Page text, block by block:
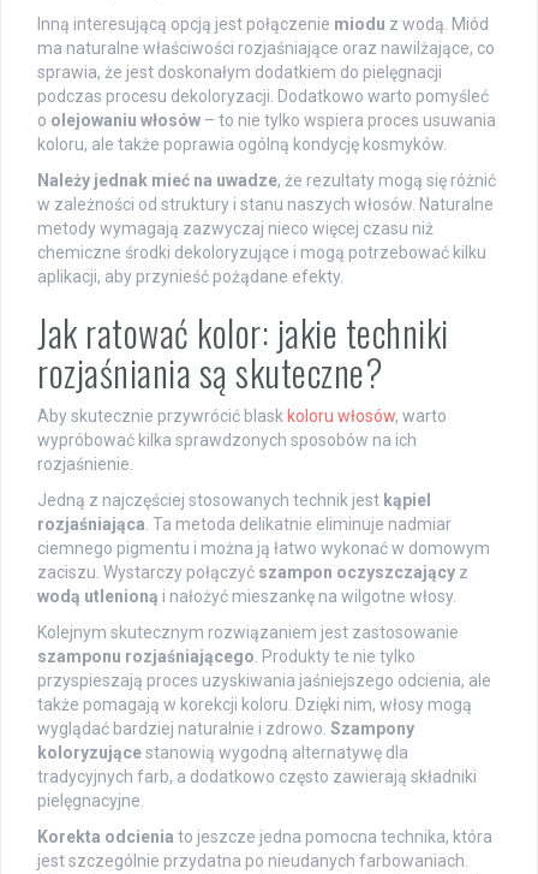
Inną interesującą opcją jest połączenie miodu z wodą. Miód
ma naturalne właściwości rozjaśniające oraz nawilżające, co
sprawia, że jest doskonałym dodatkiem do pielęgnacji
podczas procesu dekoloryzacji. Dodatkowo warto pomyśleć
o olejowaniu włosów – to nie tylko wspiera proces usuwania
koloru, ale także poprawia ogólną kondycję kosmyków.
Należy jednak mieć na uwadze, że rezultaty mogą się różnić
w zależności od struktury i stanu naszych włosów. Naturalne
metody wymagają zazwyczaj nieco więcej czasu niż
chemiczne środki dekoloryzujące i mogą potrzebować kilku
aplikacji, aby przynieść pożądane efekty.
Jak ratować kolor: jakie techniki
rozjaśniania są skuteczne?
Aby skutecznie przywrócić blask koloru włosów, warto
wypróbować kilka sprawdzonych sposobów na ich
rozjaśnienie.
Jedną z najczęściej stosowanych technik jest kąpiel
rozjaśniająca . Ta metoda delikatnie eliminuje nadmiar
ciemnego pigmentu i można ją łatwo wykonać w domowym
zaciszu. Wystarczy połączyć szampon oczyszczający z
wodą utlenioną i nałożyć mieszankę na wilgotne włosy.
Kolejnym skutecznym rozwiązaniem jest zastosowanie
szamponu rozjaśniającego . Produkty te nie tylko
przyspieszają proces uzyskiwania jaśniejszego odcienia, ale
także pomagają w korekcji koloru. Dzięki nim, włosy mogą
wyglądać bardziej naturalnie i zdrowo. Szampony
koloryzującestanowią wygodną alternatywę dla
tradycyjnych farb, a dodatkowo często zawierają składniki
pielęgnacyjne.
Korekta odcienia to jeszcze jedna pomocna technika, która
jest szczególnie przydatna po nieudanych farbowaniach.